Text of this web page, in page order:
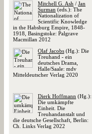
Mitchell G. Ash / Jan
Surman (eds.): The
Nationalization of
Scientific Knowledge
in the Habsburg Empire, 1848-
1918, Basingstoke: Palgrave
Macmillan 2012
Olaf Jacobs (Hg.): Die
Treuhand - ein
deutsches Drama,
Halle/Saale: mdv
Mitteldeutscher Verlag 2020
Dierk Hoffmann (Hg.):
Die umkämpfte
Einheit. Die
Treuhandanstalt und
die deutsche Gesellschaft, Berlin:
Ch. Links Verlag 2022